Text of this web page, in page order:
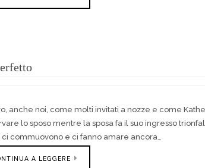
anche noi, come molti invitati a nozze e come
lo sposo mentre la sposa fa il suo ingresso
ci commuovono e ci fanno amare ancora…
A LEGGERE